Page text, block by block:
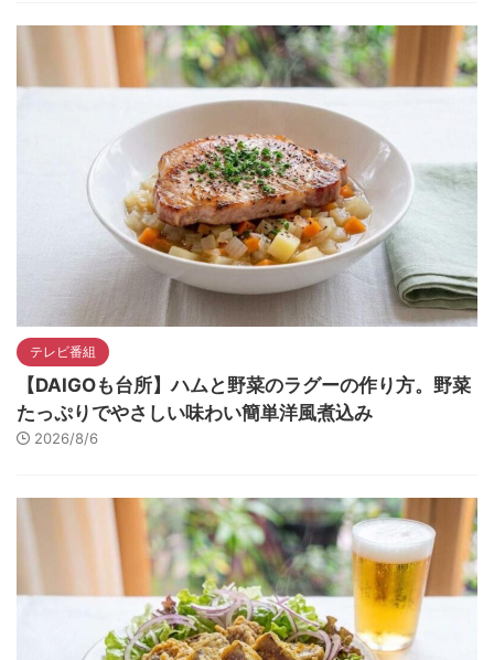
テレビ番組
【DAIGOも台所】ハムと野菜のラグーの作り方。野菜
たっぷりでやさしい味わい簡単洋風煮込み
2026/8/6